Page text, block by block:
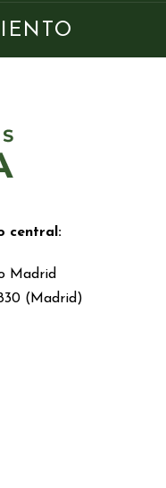
central:
Madrid
(Madrid)